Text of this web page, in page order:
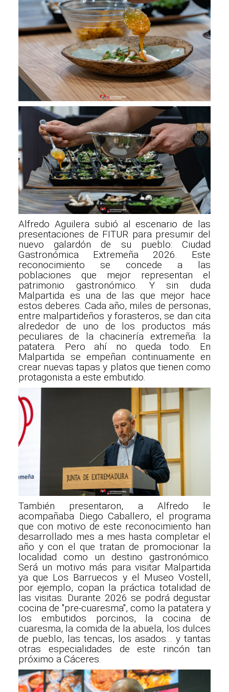
Alfredo Aguilera subió al escenario de las
presentaciones de FITUR para presumir del
nuevo galardón de su pueblo: Ciudad
Gastronómica Extremeña 2026. Este
reconocimiento se concede a las
poblaciones que mejor representan el
patrimonio gastronómico. Y sin duda
Malpartida es una de las que mejor hace
estos deberes. Cada año, miles de personas,
entre malpartideños y forasteros, se dan cita
alrededor de uno de los productos más
peculiares de la chacinería extremeña: la
patatera. Pero ahí no queda todo. En
Malpartida se empeñan continuamente en
crear nuevas tapas y platos que tienen como
protagonista a este embutido.
También presentaron, a Alfredo le
acompañaba Diego Caballero, el programa
que con motivo de este reconocimiento han
desarrollado mes a mes hasta completar el
año y con el que tratan de promocionar la
localidad como un destino gastronómico.
Será un motivo más para visitar Malpartida
ya que Los Barruecos y el Museo Vostell,
por ejemplo, copan la práctica totalidad de
las visitas. Durante 2026 se podrá degustar
cocina de "pre-cuaresma", como la patatera y
los embutidos porcinos, la cocina de
cuaresma, la comida de la abuela, los dulces
de pueblo, las tencas, los asados... y tantas
otras especialidades de este rincón tan
próximo a Cáceres.